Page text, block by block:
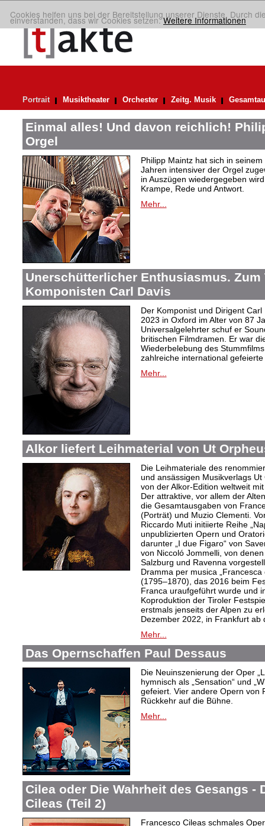
Cookies helfen uns bei der Bereitstellung unserer Dienste. Durch
einverstanden, dass wir Cookies setzen.Weitere Informationen
Portrait Musiktheater Orchester Zeitg. Musik
Einmal alles! Und davon reichlich!
Orgel
Philipp Maintz hat sich in
Jahren intensiver der Orgel
in Auszügen wiedergegeben
Krampe, Rede und Antwort.
Mehr...
Unerschütterlicher Enthusiasmus. Zum
Komponisten Carl Davis
Der Komponist und Dirigent
2023 in Oxford im Alter von 87
Universalgelehrter schuf er
britischen Filmdramen. Er war
Wiederbelebung des
zahlreiche international
Mehr...
Alkor liefert Leihmaterial von Ut
Die Leihmateriale des
und ansässigen Musikverlags
von der Alkor-Edition weltweit
Der attraktive, vor allem der
die Gesamtausgaben von
(Porträt) und Muzio Clementi.
Riccardo Muti initiierte Reihe
unpublizierten Opern und
darunter „I due Figaro“ von
von Niccoló Jommelli, von
Salzburg und Ravenna
Dramma per musica
(1795–1870), das 2016 beim
Franca uraufgeführt wurde und
Koproduktion der Tiroler
erstmals jenseits der Alpen zu
Dezember 2022, in Frankfurt ab
Mehr...
Das Opernschaffen Paul Dessaus
Die Neuinszenierung der Oper
hymnisch als „Sensation“ und
gefeiert. Vier andere Opern von
Rückkehr auf die Bühne.
Mehr...
Cilea oder Die Wahrheit des Gesangs -
Cileas (Teil 2)
Francesco Cileas schmales